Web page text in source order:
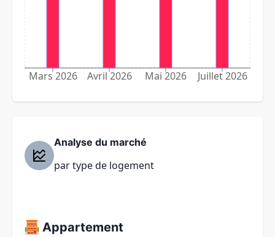
Mars 2026 Avril 2026 Mai 2026 Juillet 2026
Analyse du marché
par type de logement
Appartement